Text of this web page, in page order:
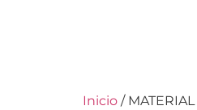
Inicio /